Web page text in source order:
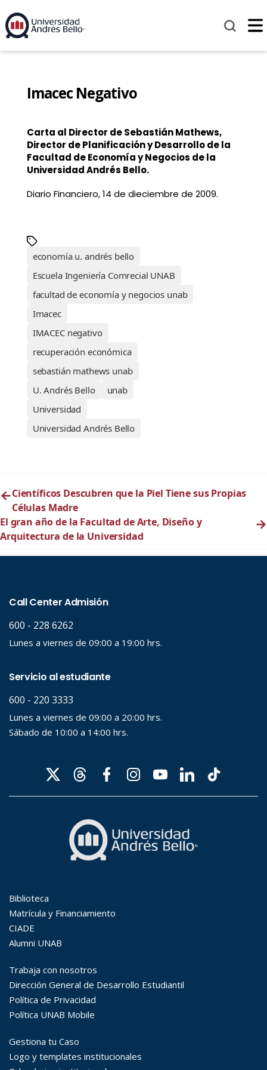
Imacec Negativo
Carta al Director de Sebastián Mathews,
Director de Planificación y Desarrollo de la
Facultad de Economía y Negocios de la
Universidad Andrés Bello.
Diario Financiero, 14 de dieciembre de 2009.
economía u. andrés bello
Escuela Ingeniería Comrecial UNAB
facultad de economía y negocios unab
Imacec
IMACEC negativo
recuperación económica
sebastián mathews unab
U. Andrés Bello
unab
Universidad
Universidad Andrés Bello
←Científicos Descubren que la Piel Tiene sus Propias
Células Madre
El gran año de la Facultad de Arte, Diseño y
Arquitectura de la Universidad
→